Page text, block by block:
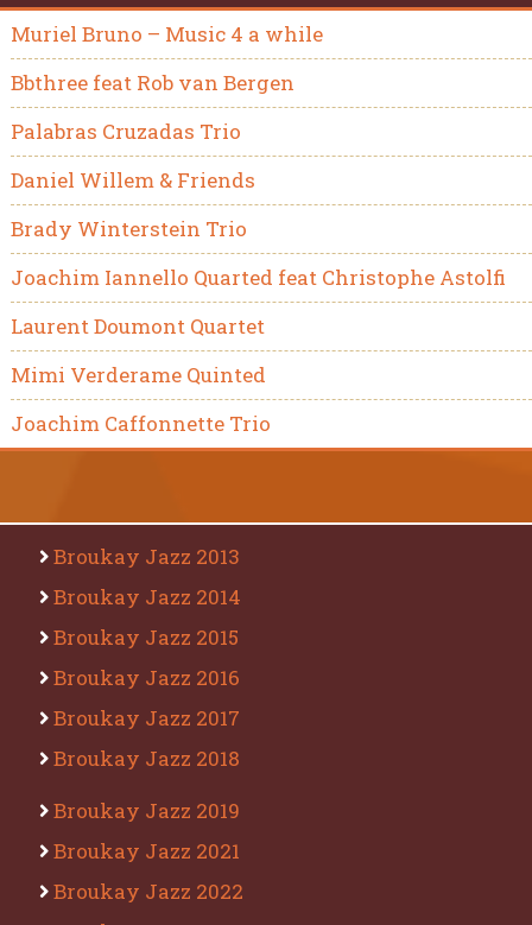
Muriel Bruno – Music 4 a while
Bbthree feat Rob van Bergen
Palabras Cruzadas Trio
Daniel Willem & Friends
Brady Winterstein Trio
Joachim Iannello Quarted feat Christophe Astolfi
Laurent Doumont Quartet
Mimi Verderame Quinted
Joachim Caffonnette Trio
Broukay Jazz 2013
Broukay Jazz 2014
Broukay Jazz 2015
Broukay Jazz 2016
Broukay Jazz 2017
Broukay Jazz 2018
Broukay Jazz 2019
Broukay Jazz 2021
Broukay Jazz 2022